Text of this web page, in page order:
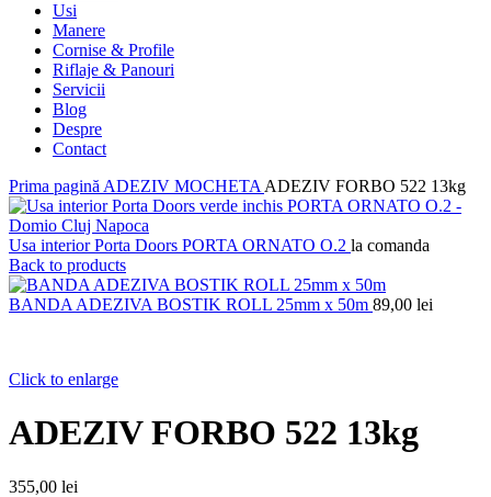
Usi
Manere
Cornise & Profile
Riflaje & Panouri
Servicii
Blog
Despre
Contact
Prima pagină ADEZIV MOCHETA ADEZIV FORBO 522 13kg
Usa interior Porta Doors PORTA ORNATO O.2 la comanda
Back to products
BANDA ADEZIVA BOSTIK ROLL 25mm x 50m 89,00 lei
Click to enlarge
ADEZIV FORBO 522 13kg
355,00 lei